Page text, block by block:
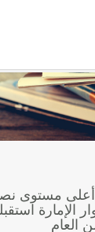
مستوى
العام